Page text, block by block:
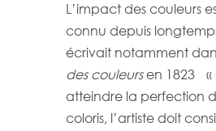
L’impact des couleurs
connu depuis
écrivait notamment
des couleursen 1823 «
atteindre la perfection
coloris, l’artiste doit